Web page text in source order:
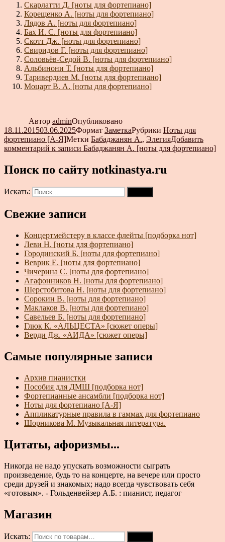
Скарлатти Д. [ноты для фортепиано]
Корещенко А. [ноты для фортепиано]
Лядов А. [ноты для фортепиано]
Бах И. С. [ноты для фортепиано]
Скотт Дж. [ноты для фортепиано]
Свиридов Г. [ноты для фортепиано]
Соловьёв-Седой В. [ноты для фортепиано]
Альбинони Т. [ноты для фортепиано]
Таривердиев М. [ноты для фортепиано]
Моцарт В. А. [ноты для фортепиано]
Автор adminОпубликовано
18.11.201503.06.2025Формат ЗаметкаРубрики Ноты для
фортепиано [А-Я]Метки Бабаджанян А., ЭлегияДобавить
комментарий к записи Бабаджанян А. [ноты для фортепиано]
Поиск по сайту notkinastya.ru
Искать:
Свежие записи
Концертмейстеру в классе флейты [подборка нот]
Леви Н. [ноты для фортепиано]
Городинский Б. [ноты для фортепиано]
Веврик Е. [ноты для фортепиано]
Чичерина С. [ноты для фортепиано]
Агафонников Н. [ноты для фортепиано]
Шерстобитова Н. [ноты для фортепиано]
Сорокин В. [ноты для фортепиано]
Маклаков В. [ноты для фортепиано]
Савельев Б. [ноты для фортепиано]
Глюк К. «АЛЬЦЕСТА» [сюжет оперы]
Верди Дж. «АИДА» [сюжет оперы]
Самые популярные записи
Архив пианистки
Пособия для ДМШ [подборка нот]
Фортепианные ансамбли [подборка нот]
Ноты для фортепиано [А-Я]
Аппликатурные правила в гаммах для фортепиано
Шорникова М. Музыкальная литература.
Цитаты, афоризмы...
Никогда не надо упускать возможности сыграть
произведение, будь то на концерте, на вечере или просто
среди друзей и знакомых; надо всегда чувствовать себя
«готовым». - Гольденвейзер А.Б. : пианист, педагог
Магазин
Искать: